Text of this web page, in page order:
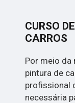
CURSO
CARROS
Por meio da
pintura de
profissional
necessária